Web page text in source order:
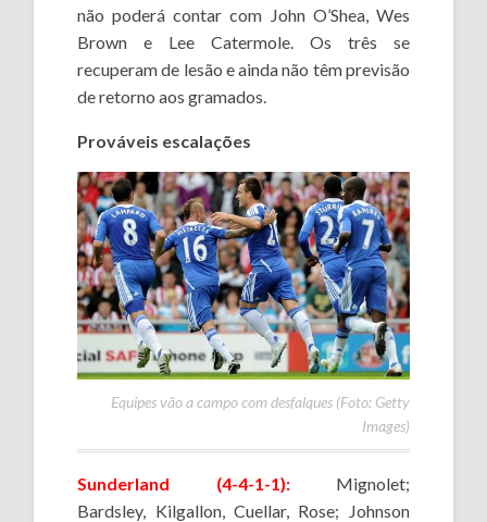
não poderá contar com John O’Shea, Wes
Brown e Lee Catermole. Os três se
recuperam de lesão e ainda não têm previsão
de retorno aos gramados.
Prováveis escalações
Equipes vão a campo com desfalques (Foto: Getty
Images)
Sunderland (4-4-1-1):Mignolet;
Bardsley, Kilgallon, Cuellar, Rose; Johnson